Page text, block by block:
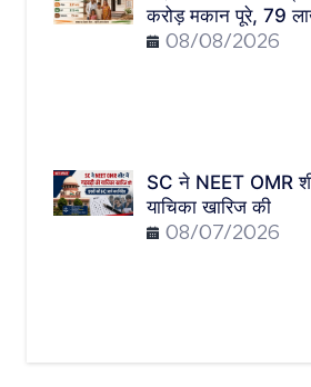
करोड़ मकान पूरे, 79
08/08/2026
SC ने NEET OMR
याचिका खारिज की
08/07/2026